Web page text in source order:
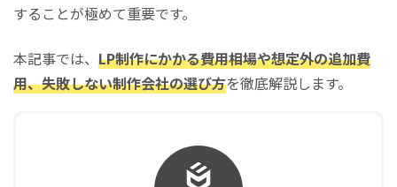
することが極めて重要です。
本記事では、 LP制作にかかる費用相場や想定外の追加費
用、失敗しない制作会社の選び方を徹底解説します。